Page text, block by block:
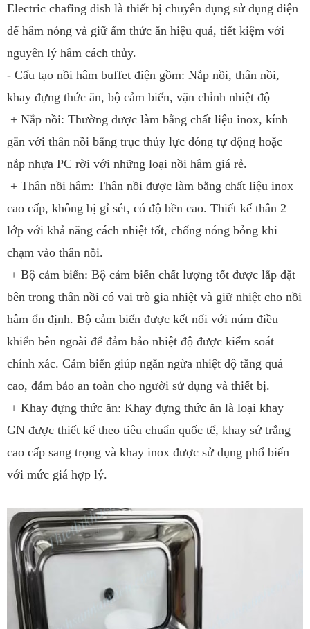
Electric chafing dish là thiết bị chuyên dụng sử dụng điện
để hâm nóng và giữ ấm thức ăn hiệu quả, tiết kiệm với
nguyên lý hâm cách thủy.
- Cấu tạo nồi hâm buffet điện gồm: Nắp nồi, thân nồi,
khay đựng thức ăn, bộ cảm biến, vặn chỉnh nhiệt độ
+ Nắp nồi: Thường được làm bằng chất liệu inox, kính
gắn với thân nồi bằng trục thủy lực đóng tự động hoặc
nắp nhựa PC rời với những loại nồi hâm giá rẻ.
+ Thân nồi hâm: Thân nồi được làm bằng chất liệu inox
cao cấp, không bị gỉ sét, có độ bền cao. Thiết kế thân 2
lớp với khả năng cách nhiệt tốt, chống nóng bỏng khi
chạm vào thân nồi.
+ Bộ cảm biến: Bộ cảm biến chất lượng tốt được lắp đặt
bên trong thân nồi có vai trò gia nhiệt và giữ nhiệt cho nồi
hâm ổn định. Bộ cảm biến được kết nối với núm điều
khiển bên ngoài để đảm bảo nhiệt độ được kiểm soát
chính xác. Cảm biến giúp ngăn ngừa nhiệt độ tăng quá
cao, đảm bảo an toàn cho người sử dụng và thiết bị.
+ Khay đựng thức ăn: Khay đựng thức ăn là loại khay
GN được thiết kế theo tiêu chuẩn quốc tế, khay sứ trắng
cao cấp sang trọng và khay inox được sử dụng phổ biến
với mức giá hợp lý.